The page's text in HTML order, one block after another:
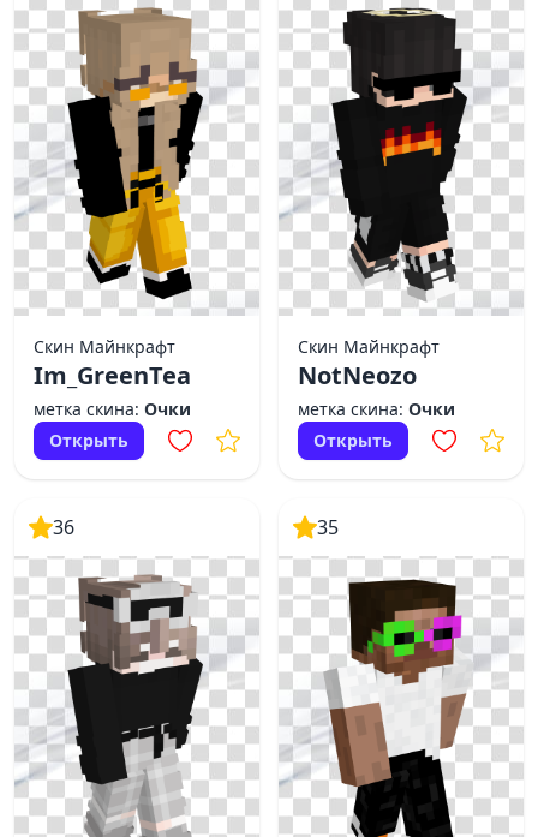
Скин Майнкрафт
Im_GreenTea
метка скина: Очки
Открыть
Скин Майнкрафт
NotNeozo
метка скина: Очки
Открыть
36 35